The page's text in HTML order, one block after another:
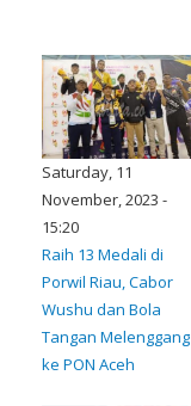
Saturday, 11
November, 2023 -
15:20
Raih 13 Medali di
Porwil Riau, Cabor
Wushu dan Bola
Tangan Melenggang
ke PON Aceh